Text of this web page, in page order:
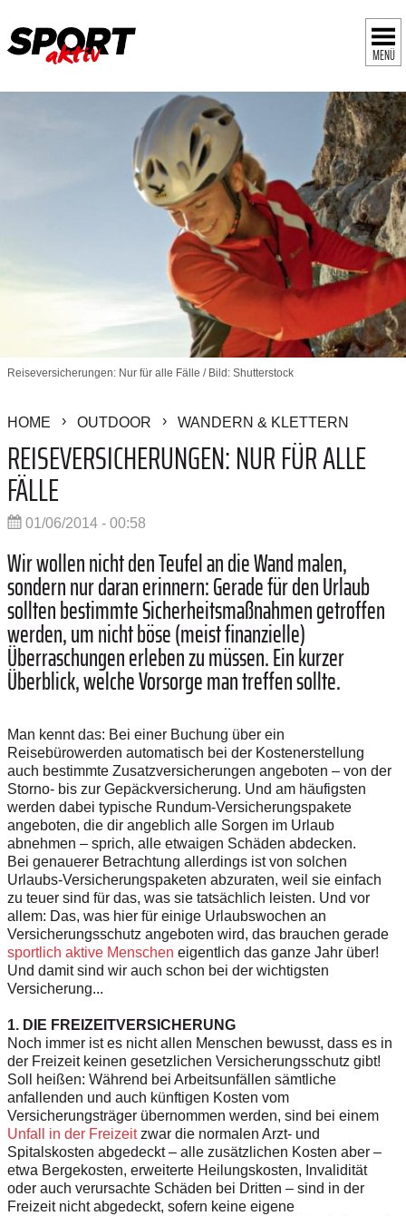
MENÜ
Reiseversicherungen: Nur für alle Fälle / Bild: Shutterstock
HOME OUTDOOR WANDERN & KLETTERN
REISEVERSICHERUNGEN: NUR FÜR ALLE
FÄLLE
01/06/2014 - 00:58
Wir wollen nicht den Teufel an die Wand malen,
sondern nur daran erinnern: Gerade für den Urlaub
sollten bestimmte Sicherheitsmaßnahmen getroffen
werden, um nicht böse (meist finanzielle)
Überraschungen erleben zu müssen. Ein kurzer
Überblick, welche Vorsorge man treffen sollte.
Man kennt das: Bei einer Buchung über ein
Reisebürowerden automatisch bei der Kostenerstellung
auch bestimmte Zusatzversicherungen angeboten – von der
Storno- bis zur Gepäckversicherung. Und am häufigsten
werden dabei typische Rundum-Versicherungspakete
angeboten, die dir angeblich alle Sorgen im Urlaub
abnehmen – sprich, alle etwaigen Schäden abdecken.
Bei genauerer Betrachtung allerdings ist von solchen
Urlaubs-Versicherungspaketen abzuraten, weil sie einfach
zu teuer sind für das, was sie tatsächlich leisten. Und vor
allem: Das, was hier für einige Urlaubswochen an
Versicherungsschutz angeboten wird, das brauchen gerade
sportlich aktive Menschen eigentlich das ganze Jahr über!
Und damit sind wir auch schon bei der wichtigsten
Versicherung...
1. DIE FREIZEITVERSICHERUNG
Noch immer ist es nicht allen Menschen bewusst, dass es in
der Freizeit keinen gesetzlichen Versicherungsschutz gibt!
Soll heißen: Während bei Arbeitsunfällen sämtliche
anfallenden und auch künftigen Kosten vom
Versicherungsträger übernommen werden, sind bei einem
Unfall in der Freizeitzwar die normalen Arzt- und
Spitalskosten abgedeckt – alle zusätzlichen Kosten aber –
etwa Bergekosten, erweiterte Heilungskosten, Invalidität
oder auch verursachte Schäden bei Dritten – sind in der
Freizeit nicht abgedeckt, sofern keine eigene